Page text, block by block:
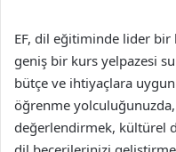
EF, dil eğitiminde lider bir
geniş bir kurs yelpazesi
bütçe ve ihtiyaçlara
öğrenme yolculuğunuzda,
değerlendirmek, kültürel